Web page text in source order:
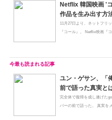
Netflix 韓国映画 '
作品を生み出す方
11月27日より、ネットフリ
『コール』。 Netflix映画『
ユン・ゲサン、「
前で語った真実と
完全体で復帰を成し遂げた
バーの前で語った。 真実を